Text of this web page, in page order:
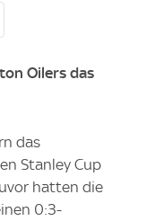
Oilers das
das
Stanley Cup
hatten die
0:3-